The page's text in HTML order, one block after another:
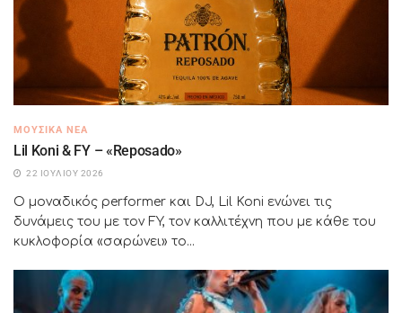
ΜΟΥΣΙΚΆ ΝΈΑ
Lil Koni & FY – «Reposado»
22 ΙΟΥΛΊΟΥ 2026
Ο μοναδικός performer και DJ, Lil Koni ενώνει τις
δυνάμεις του με τον FY, τον καλλιτέχνη που με κάθε του
κυκλοφορία «σαρώνει» το...